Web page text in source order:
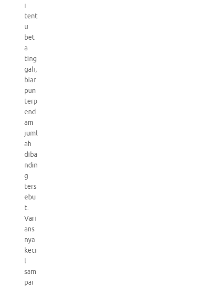
i
tent
u
bet
a
ting
gali,
biar
pun
terp
end
am
juml
ah
diba
ndin
g
ters
ebu
t.
Vari
ans
nya
keci
l
sam
pai